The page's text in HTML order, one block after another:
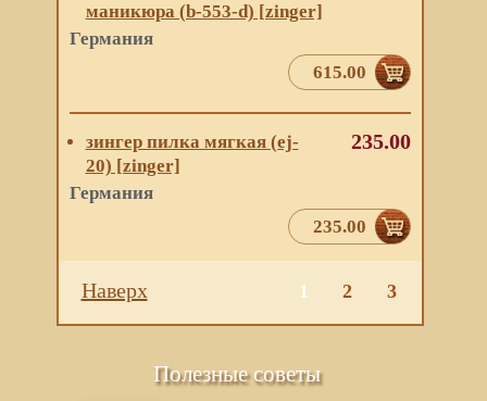
маникюра (b-553-d) [zinger]
Германия
615.00
зингер пилка мягкая (ej-
20) [zinger]
Германия
235.00
235.00
Наверх 1 2 3
Полезные советы